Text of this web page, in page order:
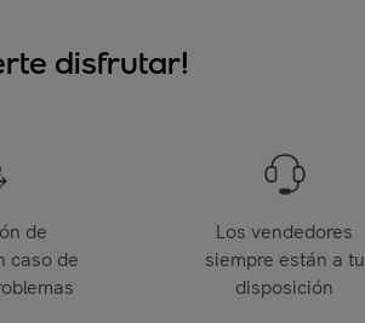
disfrutar!
de
caso de
Los vendedores
siempre están a tu
disposición